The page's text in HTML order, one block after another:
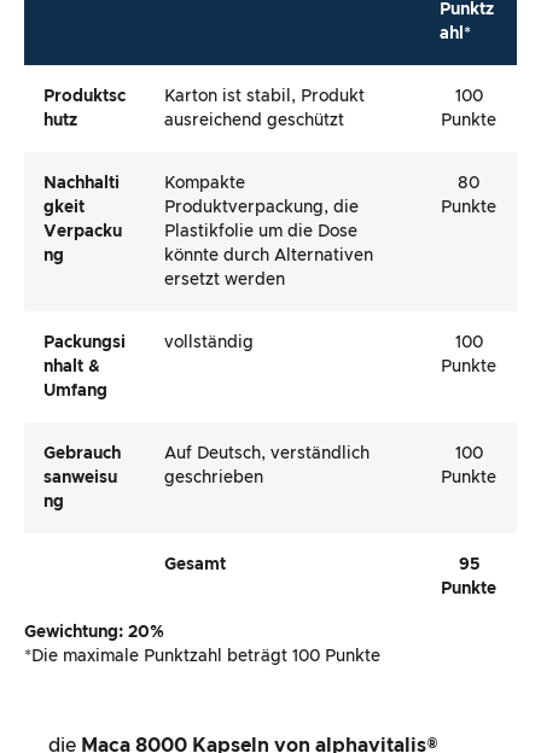
Punktz
ahl*
Produktsc
Hutz
Karton ist stabil, Produkt
ausreichend geschützt
100
Punkte
Nachhalti
Gkeit
Verpacku
Ng
Kompakte
Produktverpackung, die
Plastikfolie um die Dose
könnte durch Alternativen
ersetzt werden
80
Punkte
Packungsi
Nhalt &
Umfang
vollständig
100
Punkte
Gebrauch
Sanweisu
Ng
Auf Deutsch, verständlich
geschrieben
100
Punkte
Gesamt
95
Punkte
Gewichtung: 20%
*Die maximale Punktzahl beträgt 100 Punkte
die Maca 8000 Kapseln von alphavitalis®